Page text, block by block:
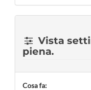
Vista
piena.
Cosa fa: